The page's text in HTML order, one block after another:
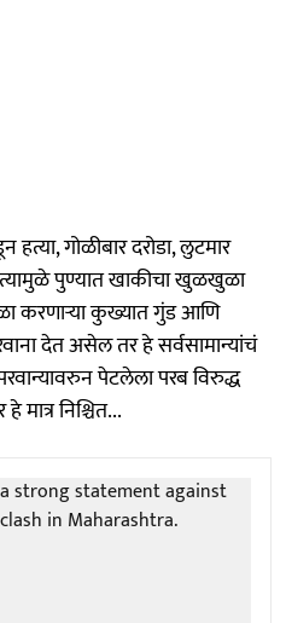
गोळीबार दरोडा, लुटमार
पुण्यात खाकीचा खुळखुळा
करणाऱ्या कुख्यात गुंड आणि
देत असेल तर हे सर्वसामान्यांचं
पेटलेला परब विरुद्ध
निश्चित...